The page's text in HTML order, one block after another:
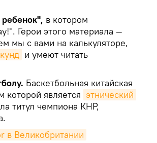
в котором
Герои этого материала —
мы с вами на калькуляторе,
и умеют читать
Баскетбольная китайская
является этнический
титул чемпиона КНР,
в Великобритании